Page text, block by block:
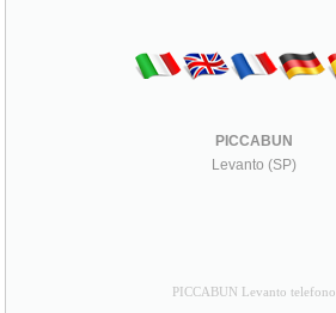
PICCABUN
Levanto (SP)
PICCABUN Levanto telefono